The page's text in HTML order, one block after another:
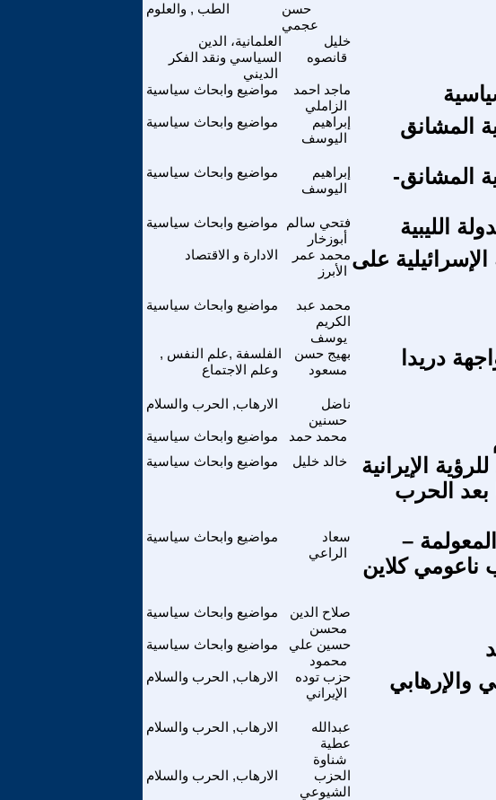
الطب , والعلوم
حسن
عجمي
العلمانية، الدين
السياسي ونقد الفكر
الديني
خليل
قانصوه
مواضيع وابحاث سياسية
ماجد احمد
الزاملي
مواضيع وابحاث سياسية
إبراهيم
اليوسف
المشانق
مواضيع وابحاث سياسية
إبراهيم
اليوسف
المشانق-
مواضيع وابحاث سياسية
فتحي سالم
أبوزخار
الليبية
الادارة و الاقتصاد
محمد عمر
الأبرز على
مواضيع وابحاث سياسية
محمد عبد
الكريم
يوسف
الفلسفة ,علم النفس ,
وعلم الاجتماع
بهيج حسن
مسعود
دريدا
الارهاب, الحرب والسلام
ناضل
حسنين
مواضيع وابحاث سياسية محمد حمد
مواضيع وابحاث سياسية
خالد خليل
الإيرانية
بعد الحرب
مواضيع وابحاث سياسية
سعاد
الراعي
–
ناعومي كلاين
مواضيع وابحاث سياسية
صلاح الدين
محسن
مواضيع وابحاث سياسية
حسين علي
محمود
الارهاب, الحرب والسلام
حزب توده
الإيراني
والإرهابي
الارهاب, الحرب والسلام
عبدالله
عطية
شناوة
الارهاب, الحرب والسلام
الحزب
الشيوعي